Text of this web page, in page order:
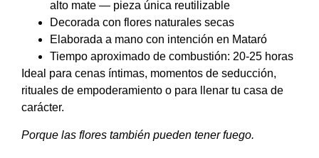
alto mate — pieza única reutilizable
Decorada con flores naturales secas
Elaborada a mano con intención en Mataró
Tiempo aproximado de combustión: 20-25 horas
Ideal para cenas íntimas, momentos de seducción,
rituales de empoderamiento o para llenar tu casa de
carácter.
Porque las flores también pueden tener fuego.